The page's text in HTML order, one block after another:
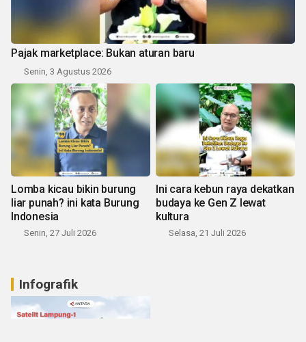
Pajak marketplace: Bukan aturan baru
Senin, 3 Agustus 2026
Lomba kicau bikin burung
liar punah? ini kata Burung
Indonesia
Senin, 27 Juli 2026
Ini cara kebun raya dekatkan
budaya ke Gen Z lewat
kultura
Selasa, 21 Juli 2026
Infografik